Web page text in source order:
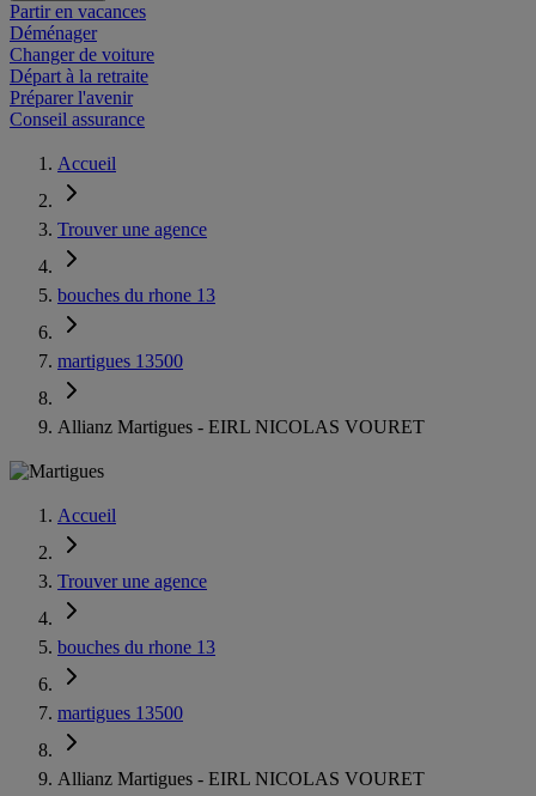
Partir en vacances
Déménager
Changer de voiture
Départ à la retraite
Préparer l'avenir
Conseil assurance
Accueil
Trouver une agence
bouches du rhone 13
martigues 13500
Allianz Martigues - EIRL NICOLAS VOURET
Accueil
Trouver une agence
bouches du rhone 13
martigues 13500
Allianz Martigues - EIRL NICOLAS VOURET